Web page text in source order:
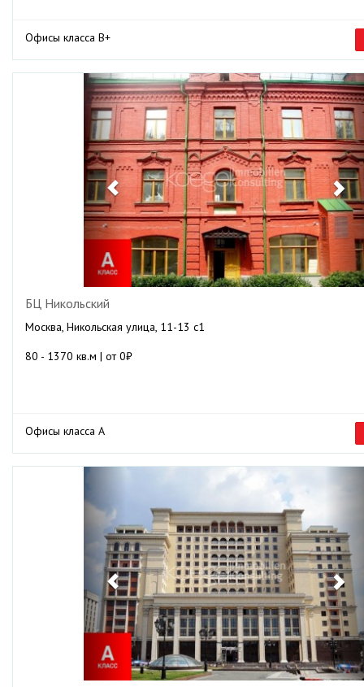
Офисы класса B+
Previous
БЦ Никольский
Москва, Никольская улица, 11-13 с1
80 - 1370 кв.м | от 0₽
Офисы класса А